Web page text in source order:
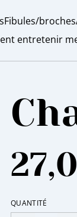
Fibules/broches
entretenir
QUANTITÉ